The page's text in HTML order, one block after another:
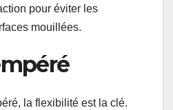
pour éviter les
mouillées.
la flexibilité est la clé.